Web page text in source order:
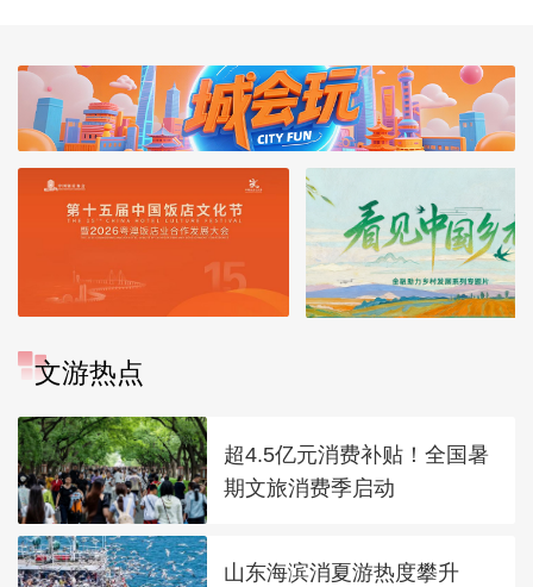
文游热点
超4.5亿元消费补贴！全国暑
期文旅消费季启动
山东海滨消夏游热度攀升